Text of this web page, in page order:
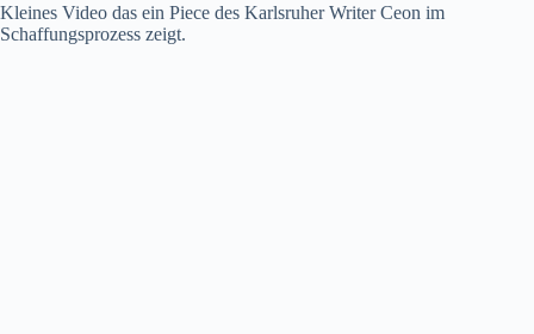
Kleines Video das ein Piece des Karlsruher Writer Ceon im
Schaffungsprozess zeigt.